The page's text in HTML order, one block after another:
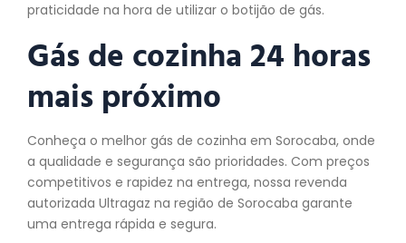
praticidade na hora de utilizar o botijão de gás.
Gás de cozinha 24 horas
mais próximo
Conheça o melhor gás de cozinha em Sorocaba, onde
a qualidade e segurança são prioridades. Com preços
competitivos e rapidez na entrega, nossa revenda
autorizada Ultragaz na região de Sorocaba garante
uma entrega rápida e segura.